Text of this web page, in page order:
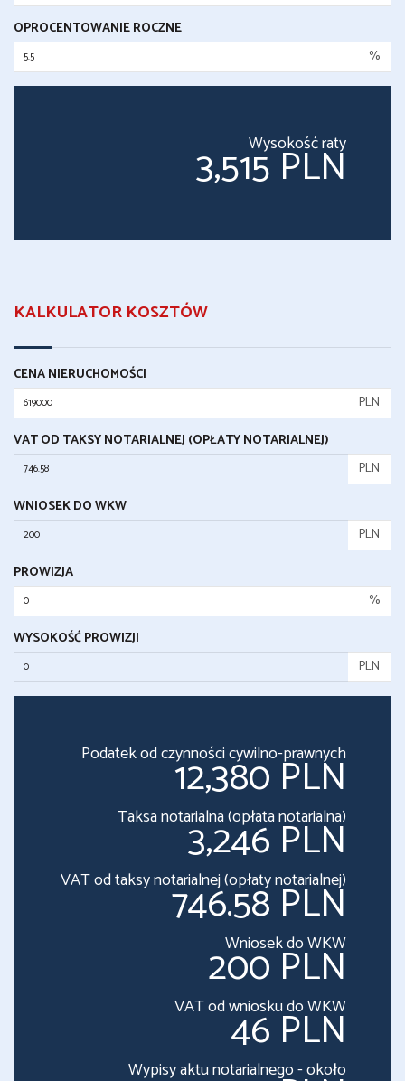
OPROCENTOWANIE ROCZNE
%
Wysokość raty
3,515 PLN
KALKULATOR KOSZTÓW
CENA NIERUCHOMOŚCI
PLN
VAT OD TAKSY NOTARIALNEJ (OPŁATY NOTARIALNEJ)
PLN
WNIOSEK DO WKW
PLN
PROWIZJA
%
WYSOKOŚĆ PROWIZJI
PLN
Podatek od czynności cywilno-prawnych
12,380 PLN
Taksa notarialna (opłata notarialna)
3,246 PLN
VAT od taksy notarialnej (opłaty notarialnej)
746.58 PLN
Wniosek do WKW
200 PLN
VAT od wniosku do WKW
46 PLN
Wypisy aktu notarialnego - około